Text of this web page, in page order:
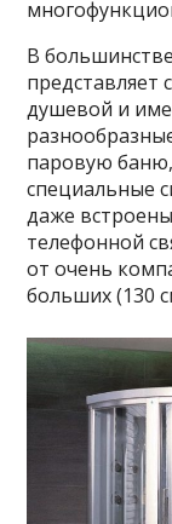
В
представляет
душевой и
паровую
специальные
даже
телефонной
от очень
больших (130